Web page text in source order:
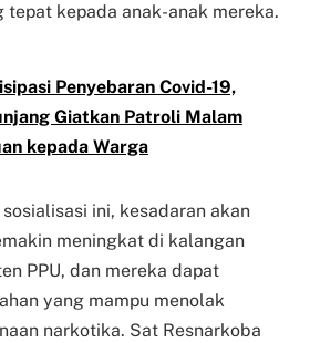
tepat kepada anak-anak mereka.
Penyebaran Covid-19,
Giatkan Patroli Malam
kepada Warga
ini, kesadaran akan
meningkat di kalangan
PPU, dan mereka dapat
yang mampu menolak
narkotika. Sat Resnarkoba